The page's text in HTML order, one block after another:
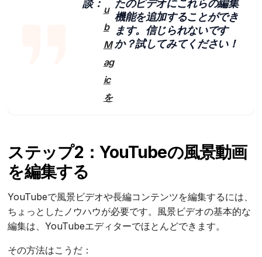
談： u
b
M
ag
ic
を
たのビデオにこれらの編集
機能を追加することができ
ます。信じられないです
か？試してみてください！
ステップ2：YouTubeの風景動画
を編集する
YouTubeで風景ビデオや長編コンテンツを編集するには、
ちょっとしたノウハウが必要です。風景ビデオの基本的な
編集は、YouTubeエディターでほとんどできます。
その方法はこうだ：